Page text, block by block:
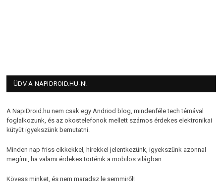
ÜDV A NAPIDROID.HU-N!
A NapiDroid.hu nem csak egy Andriod blog, mindenféle tech témával
foglalkozunk, és az okostelefonok mellett számos érdekes elektronikai
kütyüt igyekszünk bemutatni.
Minden nap friss cikkekkel, hírekkel jelentkezünk, igyekszünk azonnal
megírni, ha valami érdekes történik a mobilos világban.
Kövess minket, és nem maradsz le semmiről!